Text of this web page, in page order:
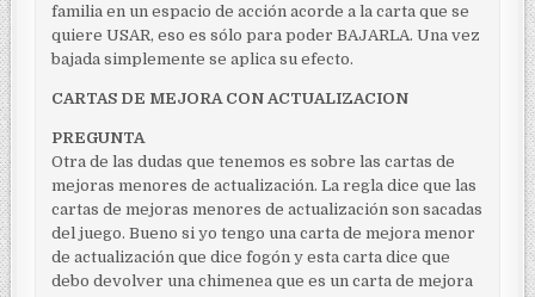
familia en un espacio de acción acorde a la carta que se
quiere USAR, eso es sólo para poder BAJARLA. Una vez
bajada simplemente se aplica su efecto.
CARTAS DE MEJORA CON ACTUALIZACION
PREGUNTA
Otra de las dudas que tenemos es sobre las cartas de
mejoras menores de actualización. La regla dice que las
cartas de mejoras menores de actualización son sacadas
del juego. Bueno si yo tengo una carta de mejora menor
de actualización que dice fogón y esta carta dice que
debo devolver una chimenea que es un carta de mejora